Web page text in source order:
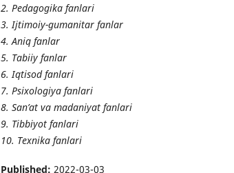
2. Pedagogika fanlari
3. Ijtimoiy-gumanitar fanlar
4. Aniq fanlar
5. Tabiiy fanlar
6. Iqtisod fanlari
7. Psixologiya fanlari
8. San’at va madaniyat fanlari
9. Tibbiyot fanlari
10. Texnika fanlari
Published: 2022-03-03